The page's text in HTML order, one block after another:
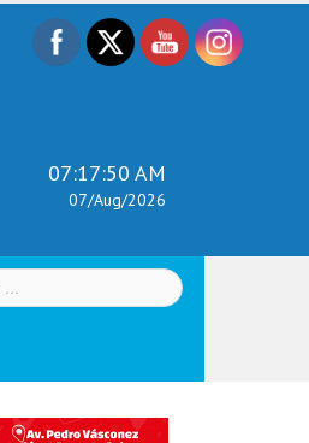
07:17:51 AM
07/Aug/2026